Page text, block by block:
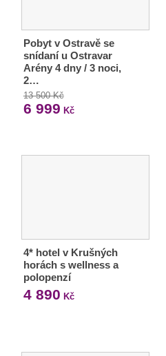
Pobyt v Ostravě se
snídaní u Ostravar
Arény 4 dny / 3 noci,
2…
13 500 Kč
6 999 Kč
4* hotel v Krušných
horách s wellness a
polopenzí
4 890 Kč